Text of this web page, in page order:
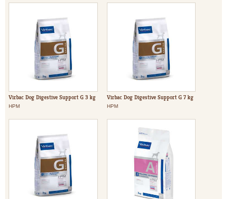
Virbac Dog Digestive Support G 3 kg
HPM
Virbac Dog Digestive Support G 7 kg
HPM